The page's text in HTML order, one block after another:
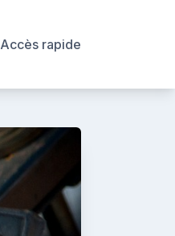
Accès rapide